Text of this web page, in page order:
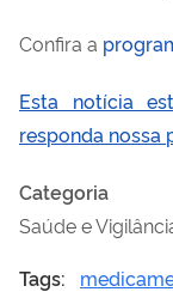
Confira a
Esta notícia
responda nossa
Categoria
Saúde e
Tags: